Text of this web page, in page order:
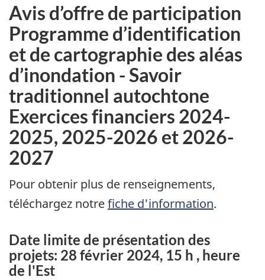
Avis d’offre de participation
Programme d’identification
et de cartographie des aléas
d’inondation - Savoir
traditionnel autochtone
Exercices financiers 2024-
2025, 2025-2026 et 2026-
2027
Pour obtenir plus de renseignements,
téléchargez notrefiche d'information.
Date limite de présentation des
projets: 28 février 2024, 15 h , heure
de l'Est